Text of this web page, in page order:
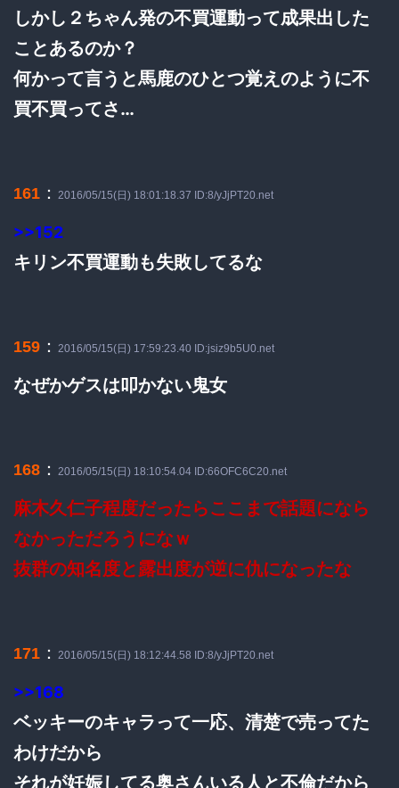
しかし２ちゃん発の不買運動って成果出した
ことあるのか？
何かって言うと馬鹿のひとつ覚えのように不
買不買ってさ…
161 ： 2016/05/15(日) 18:01:18.37 ID:8/yJjPT20.net
>>152
キリン不買運動も失敗してるな
159 ： 2016/05/15(日) 17:59:23.40 ID:jsiz9b5U0.net
なぜかゲスは叩かない鬼女
168 ： 2016/05/15(日) 18:10:54.04 ID:66OFC6C20.net
麻木久仁子程度だったらここまで話題になら
なかっただろうになｗ
抜群の知名度と露出度が逆に仇になったな
171 ： 2016/05/15(日) 18:12:44.58 ID:8/yJjPT20.net
>>168
ベッキーのキャラって一応、清楚で売ってた
わけだから
それが妊娠してる奥さんいる人と不倫だから